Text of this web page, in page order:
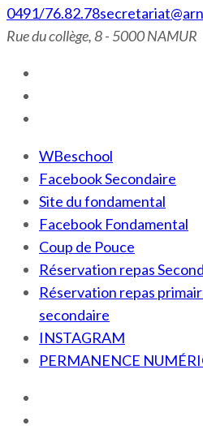
0491/76.82.78
Rue du collège, 8 - 5000 NAMUR
WBeschool
Facebook Secondaire
Site du fondamental
Facebook Fondamental
Coup de Pouce
Réservation repas
Réservation repas
secondaire
INSTAGRAM
PERMANENCE